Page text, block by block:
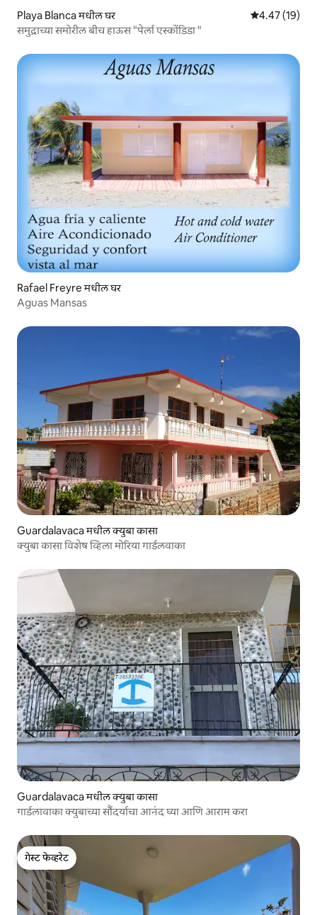
Playa Blanca मधील घर 5 पैकी 4.47
4.47 (19)
समुद्राच्या समोरील बीच हाऊस "पेर्ला एस्कोंडिडा "
Rafael Freyre मधील घर
Aguas Mansas
Guardalavaca मधील क्युबा कासा
क्युबा कासा विशेष व्हिला मोरिया गार्डलवाका
Guardalavaca मधील क्युबा कासा
गार्डलावाका क्युबाच्या सौंदर्याचा आनंद घ्या आणि आराम करा
गेस्ट फेव्हरेट
गेस्ट फेव्हरेट